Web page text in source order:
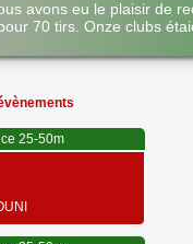
avons eu le plaisir de
70 tirs. Onze clubs
25-50m